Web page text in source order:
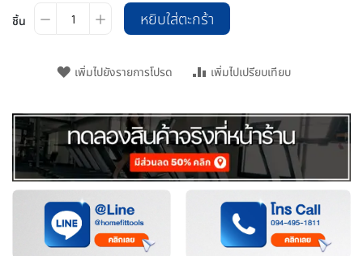
ชิ้น หยิบใส่ตะกร้า
เพิ่มไปยังรายการโปรด เพิ่มไปเปรียบเทียบ